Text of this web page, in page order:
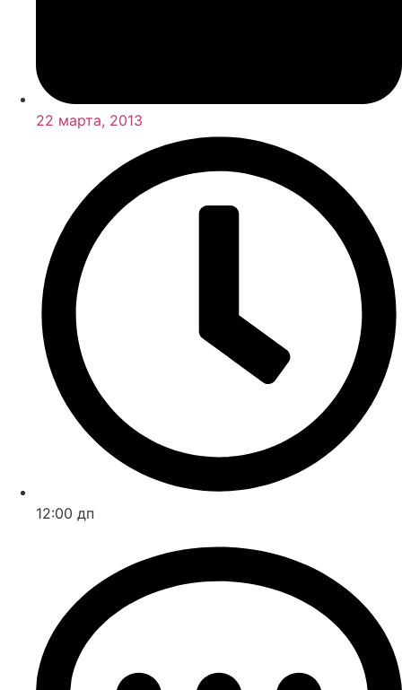
22 марта, 2013
12:00 дп